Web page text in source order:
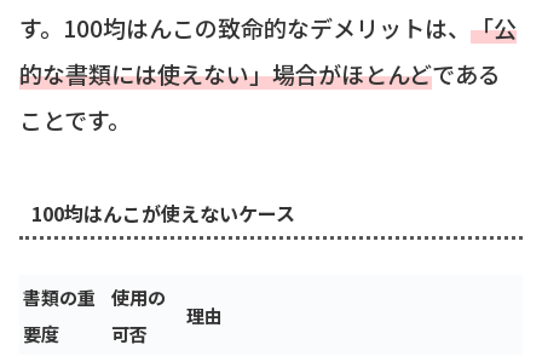
す。100均はんこの致命的なデメリットは、 「公
的な書類には使えない」場合がほとんどである
ことです。
100均はんこが使えないケース
書類の重
要度
使用の
可否
理由